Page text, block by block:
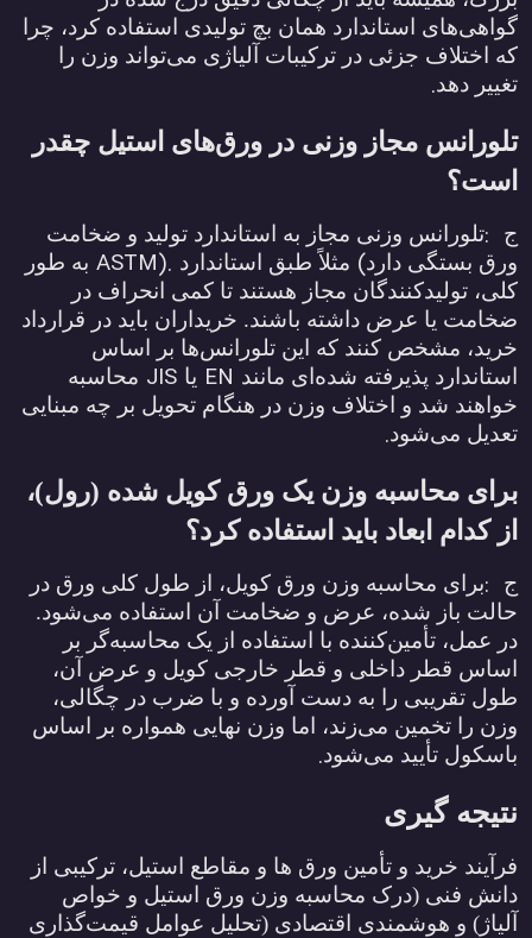
گواهی‌های استاندارد همان بچ تولیدی استفاده کرد، چرا
که اختلاف جزئی در ترکیبات آلیاژی می‌تواند وزن را
تغییر دهد.
تلورانس مجاز وزنی در ورق‌های استیل چقدر
است؟
ج :تلورانس وزنی مجاز به استاندارد تولید و ضخامت
ورق بستگی دارد( مثلاً طبق استاندارد ASTM). به طور
کلی، تولیدکنندگان مجاز هستند تا کمی انحراف در
ضخامت یا عرض داشته باشند. خریداران باید در قرارداد
خرید، مشخص کنند که این تلورانس‌ها بر اساس
استاندارد پذیرفته شده‌ای مانند EN یا JIS محاسبه
خواهند شد و اختلاف وزن در هنگام تحویل بر چه مبنایی
تعدیل می‌شود.
برای محاسبه وزن یک ورق کویل شده (رول)،
از کدام ابعاد باید استفاده کرد؟
ج :برای محاسبه وزن ورق کویل، از طول کلی ورق در
حالت باز شده، عرض و ضخامت آن استفاده می‌شود.
در عمل، تأمین‌کننده با استفاده از یک محاسبه‌گر بر
اساس قطر داخلی و قطر خارجی کویل و عرض آن،
طول تقریبی را به دست آورده و با ضرب در چگالی،
وزن را تخمین می‌زند، اما وزن نهایی همواره بر اساس
باسکول تأیید می‌شود.
نتیجه ‌گیری
فرآیند خرید و تأمین ورق‌ ها و مقاطع استیل، ترکیبی از
دانش فنی (درک محاسبه وزن ورق استیل و خواص
آلیاژ) و هوشمندی اقتصادی (تحلیل عوامل قیمت‌گذاری